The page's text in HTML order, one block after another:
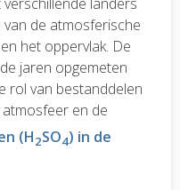
de atmosferische
het oppervlak. De
jaren opgemeten
rol van bestanddelen
en de
(H2SO4) in de